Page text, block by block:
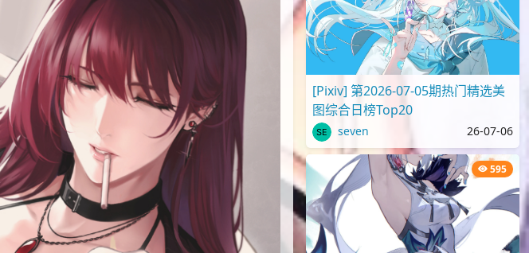
[Pixiv] 第2026-07-05期热门精选美
图综合日榜Top20
seven 26-07-06
595